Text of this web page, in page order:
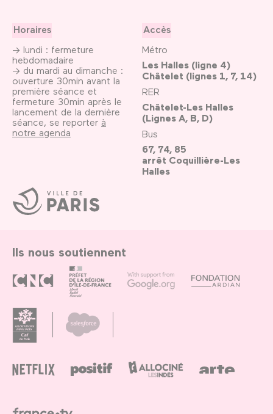
Ville
de
Paris
Horaires
→ lundi : fermeture
hebdomadaire
→ du mardi au dimanche :
ouverture 30min avant la
première séance et
fermeture 30min après le
lancement de la dernière
séance, se reporter à
notre agenda
Accès
Métro
Les Halles (ligne 4)
Châtelet (lignes 1, 7, 14)
RER
Châtelet-Les Halles
(Lignes A, B, D)
Bus
67, 74, 85
arrêt Coquillière-Les
Halles
Ils nous soutiennent